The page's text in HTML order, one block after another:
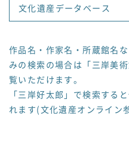
文化遺産データベース
作品名・作家名・所蔵館名
みの検索の場合は「三岸美
覧いただけます。
「三岸好太郎」で検索する
れます(文化遺産オンライン